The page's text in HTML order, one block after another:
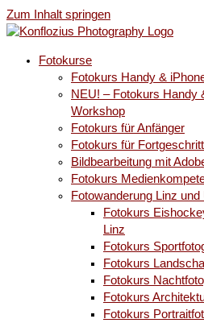
Zum Inhalt springen
Fotokurse
Fotokurs Handy &
NEU! – Fotokurs Handy
Workshop
Fotokurs für Anfänger
Fotokurs für
Bildbearbeitung mit
Fotokurs
Fotowanderung Linz und
Fotokurs
Linz
Fotokurs
Fotokurs
Fotokurs
Fotokurs
Fotokurs